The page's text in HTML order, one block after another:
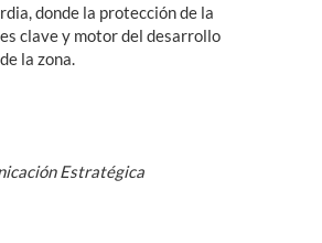
donde la protección de la
clave y motor del desarrollo
la zona.
Estratégica